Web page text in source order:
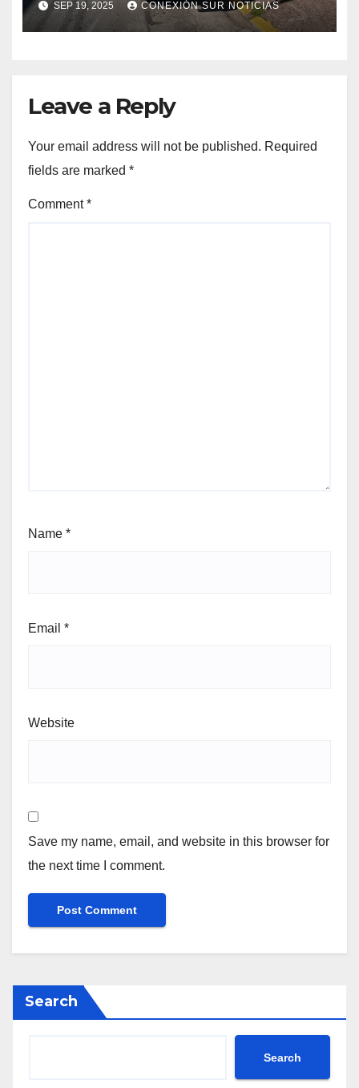
SEP 19, 2025 CONEXIÓN SUR NOTICIAS
Leave a Reply
Your email address will not be published. Required
fields are marked *
Comment*
Name *
Email *
Website
Save my name, email, and website in this browser for
the next time I comment.
Search
Search